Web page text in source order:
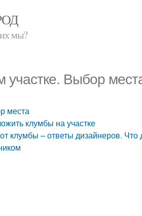
мы?
участке. Выбор
места
клумбы на участке
клумбы – ответы дизайнеров. Что